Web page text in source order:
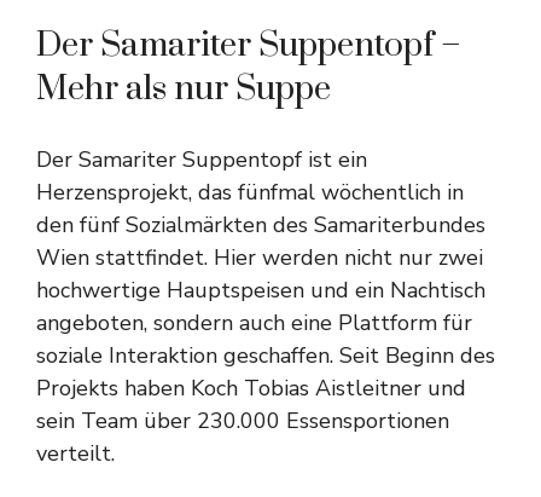
Der Samariter Suppentopf –
Mehr als nur Suppe
Der Samariter Suppentopf ist ein
Herzensprojekt, das fünfmal wöchentlich in
den fünf Sozialmärkten des Samariterbundes
Wien stattfindet. Hier werden nicht nur zwei
hochwertige Hauptspeisen und ein Nachtisch
angeboten, sondern auch eine Plattform für
soziale Interaktion geschaffen. Seit Beginn des
Projekts haben Koch Tobias Aistleitner und
sein Team über 230.000 Essensportionen
verteilt.